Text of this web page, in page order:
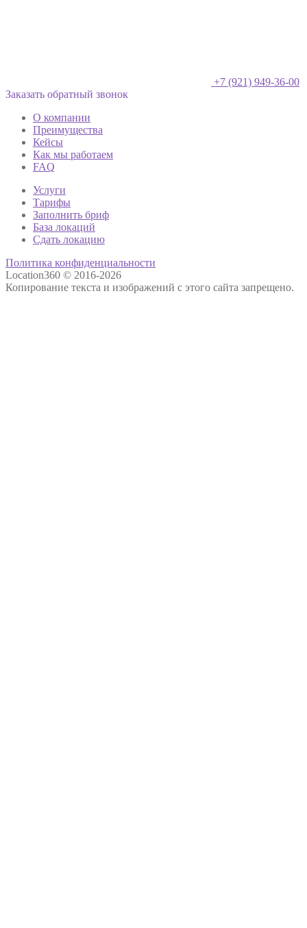
+7 (921) 949-36-00
Заказать обратный звонок
О компании
Преимущества
Кейсы
Как мы работаем
FAQ
Услуги
Тарифы
Заполнить бриф
База локаций
Сдать локацию
Политика конфиденциальности
Location360 © 2016-2026
Копирование текста и изображений с этого сайта запрещено.